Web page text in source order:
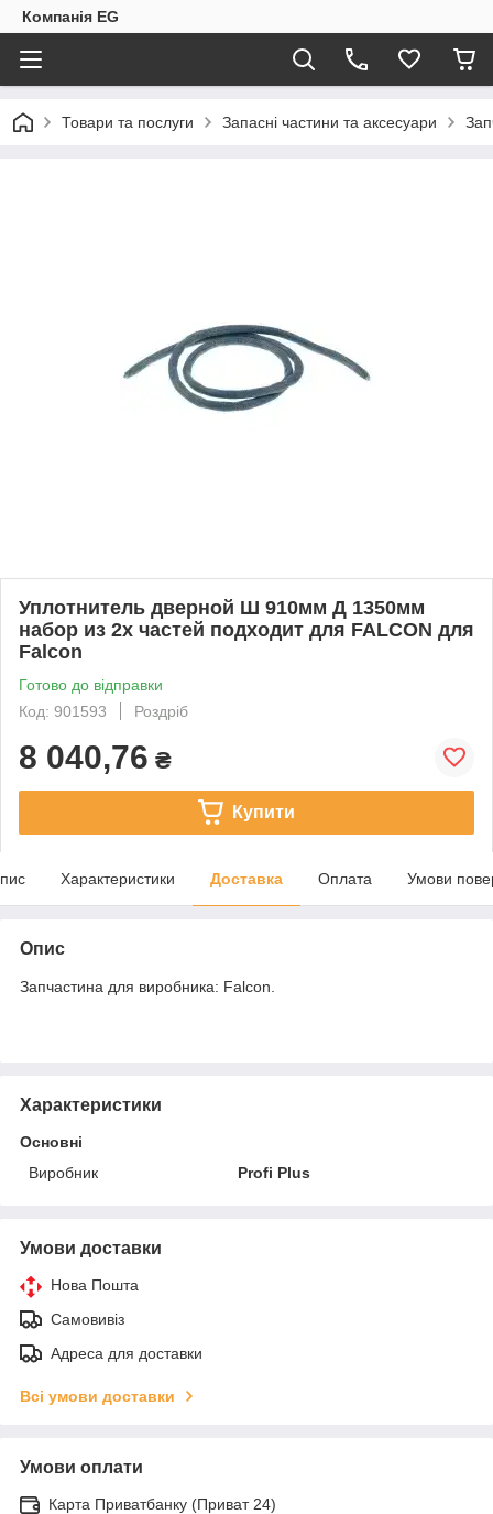
Компанія EG
Товари та послуги Запасні частини та аксесуари
Уплотнитель дверной Ш 910мм Д 1350мм
набор из 2х частей подходит для FALCON для
Falcon
Готово до відправки
Код: 901593
Роздріб
8 040,76 ₴
Купити
Характеристики Доставка Оплата Умови
Опис
Запчастина для виробника: Falcon.
Характеристики
Основні
Виробник
Profi Plus
Умови доставки
Нова Пошта
Самовивіз
Адреса для доставки
Всі умови доставки
Умови оплати
Карта Приватбанку (Приват 24)